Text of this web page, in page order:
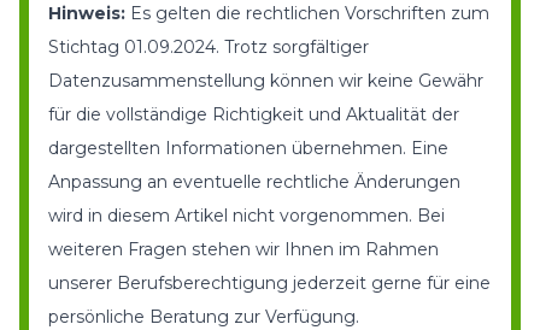
Hinweis: Es gelten die rechtlichen Vorschriften zum
Stichtag 01.09.2024. Trotz sorgfältiger
Datenzusammenstellung können wir keine Gewähr
für die vollständige Richtigkeit und Aktualität der
dargestellten Informationen übernehmen. Eine
Anpassung an eventuelle rechtliche Änderungen
wird in diesem Artikel nicht vorgenommen. Bei
weiteren Fragen stehen wir Ihnen im Rahmen
unserer Berufsberechtigung jederzeit gerne für eine
persönliche Beratung zur Verfügung.